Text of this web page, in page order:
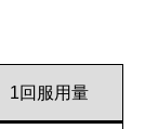
1回服用量